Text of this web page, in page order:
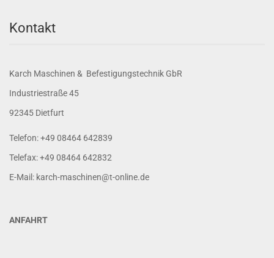
Kontakt
Karch Maschinen & Befestigungstechnik GbR
Industriestraße 45
92345 Dietfurt
Telefon: +49 08464 642839
Telefax: +49 08464 642832
E-Mail: karch-maschinen@t-online.de
ANFAHRT